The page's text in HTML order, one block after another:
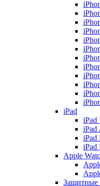
iPad
iPad
iPad
iPad
iPad
Apple
Защитные